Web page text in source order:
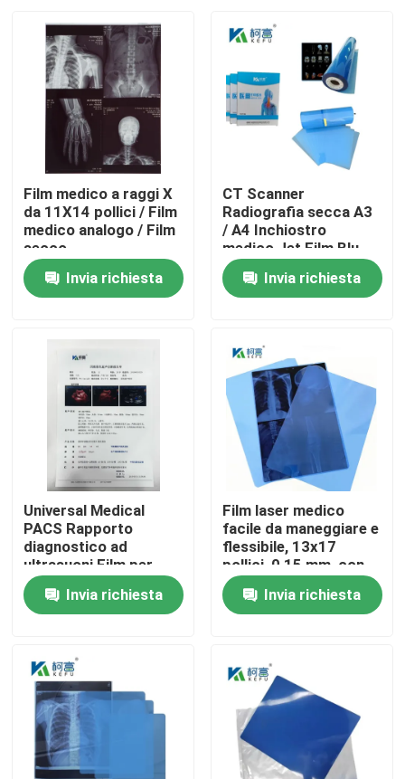
Casa
Chi siamo
Fatory Tour
Controllo di qualità
Contattaci
notizie
Tutti i casi
X medica Ray Film
Getto di inchiostro X Ray Film
Film medico a raggi X
da 11X14 pollici / Film
medico analogo / Film
secco
Invia richiesta
CT Scanner
Radiografia secca A3
/ A4 Inchiostro
medico Jet Film Blu
Film PET a raggi X
Invia richiesta
Universal Medical
PACS Rapporto
diagnostico ad
ultrasuoni Film per
apparecchiature
medicheInvia richiesta
Film laser medico
facile da maneggiare e
flessibile, 13x17
pollici, 0,15 mm, con
una superficie liscia e
resistente alla
piegatura
Invia richiesta